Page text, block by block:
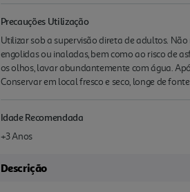
Precauções Utilização
Utilizar sob a supervisão direta de adultos.
engolidas ou inaladas, bem como ao risco de
os olhos, lavar abundantemente com água.
Conservar em local fresco e seco, longe de
Idade Recomendada
+3 Anos
Descrição